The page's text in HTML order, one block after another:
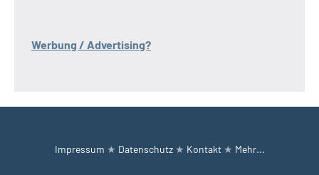
Werbung / Advertising?
Impressum ★ Datenschutz★ Kontakt★ Mehr...